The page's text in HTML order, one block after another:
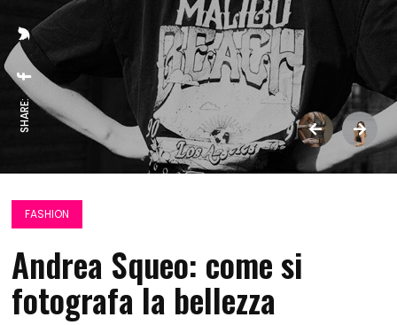
SHARE:
FASHION
Andrea Squeo: come si
fotografa la bellezza